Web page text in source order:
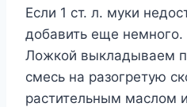
Если 1 ст. л. муки
добавить еще немного.
Ложкой выкладываем
смесь на разогретую
растительным маслом